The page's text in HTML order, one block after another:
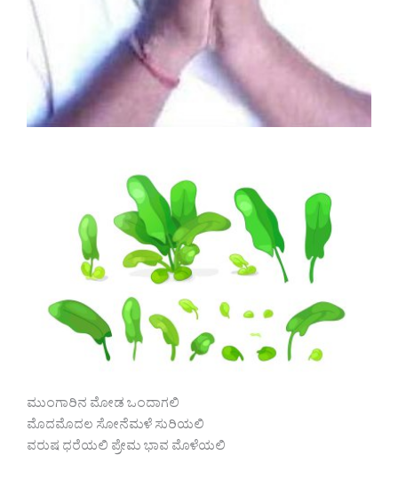
ಮುಂಗಾರಿನ ಮೋಡ ಒಂದಾಗಲಿ
ಮೊದಮೊದಲ ಸೋನೆಮಳೆ ಸುರಿಯಲಿ
ವರುಷ ಧರೆಯಲಿ ಪ್ರೇಮ ಭಾವ ಮೊಳೆಯಲಿ